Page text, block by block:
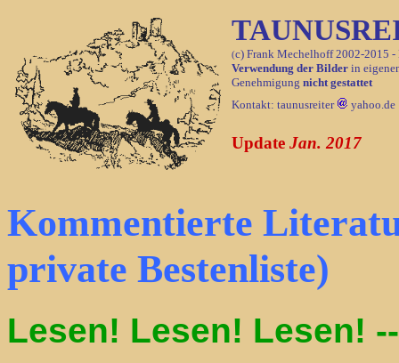
(c) Frank Mechelhoff 2002-2015
Verwendung der Bilder in
Genehmigung nicht gestattet
Kontakt: taunusreiter
yahoo.de
Update Jan. 2017
Kommentierte
private Bestenliste)
Lesen! Lesen! Lesen!